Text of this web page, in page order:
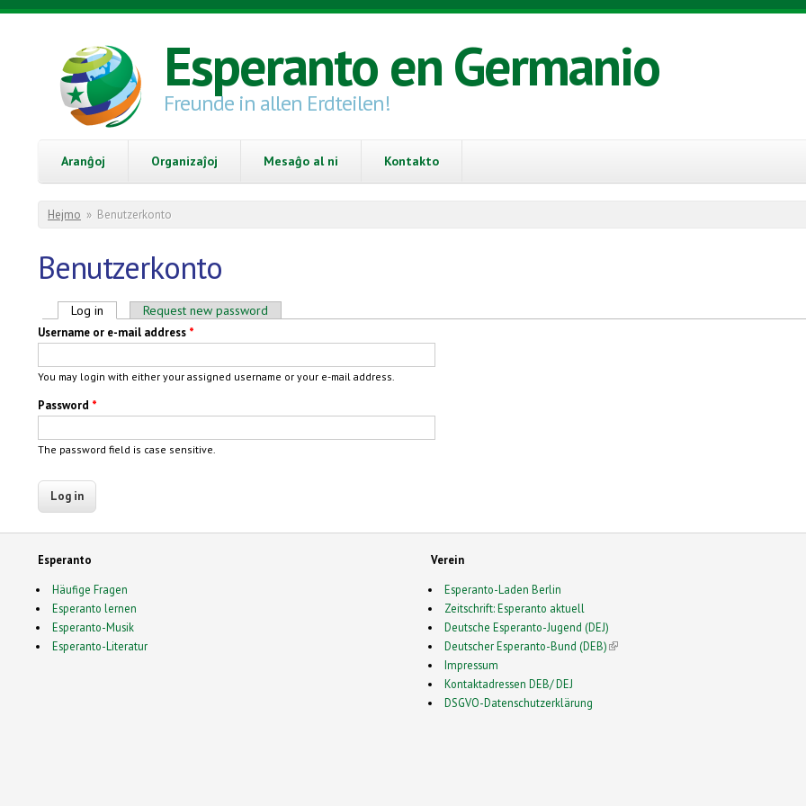
Skip to main content
Esperanto en Germanio
Freunde in allen Erdteilen!
Aranĝoj Organizaĵoj Mesaĝo al ni Kontakto
You are here
Hejmo » Benutzerkonto
Benutzerkonto
Primary tabs
Log in (active tab)Request new password
Username or e-mail address *
You may login with either your assigned username or your e-mail address.
Password *
The password field is case sensitive.
Esperanto
Häufige Fragen
Esperanto lernen
Esperanto-Musik
Esperanto-Literatur
Verein
Esperanto-Laden Berlin
Zeitschrift: Esperanto aktuell
Deutsche Esperanto-Jugend (DEJ)
Deutscher Esperanto-Bund (DEB)(link is external)
Impressum
Kontaktadressen DEB/ DEJ
DSGVO-Datenschutzerklärung